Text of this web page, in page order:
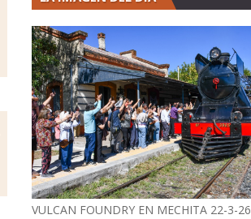
VULCAN FOUNDRY EN MECHITA 22-3-26